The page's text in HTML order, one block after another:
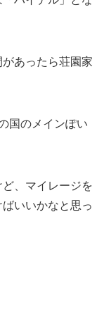
あったら荘園家
国のメインぽい
、マイレージを
いいかなと思っ